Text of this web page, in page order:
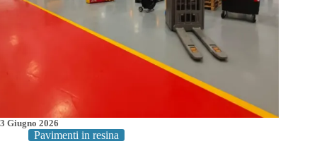
3 Giugno 2026
Pavimenti in resina